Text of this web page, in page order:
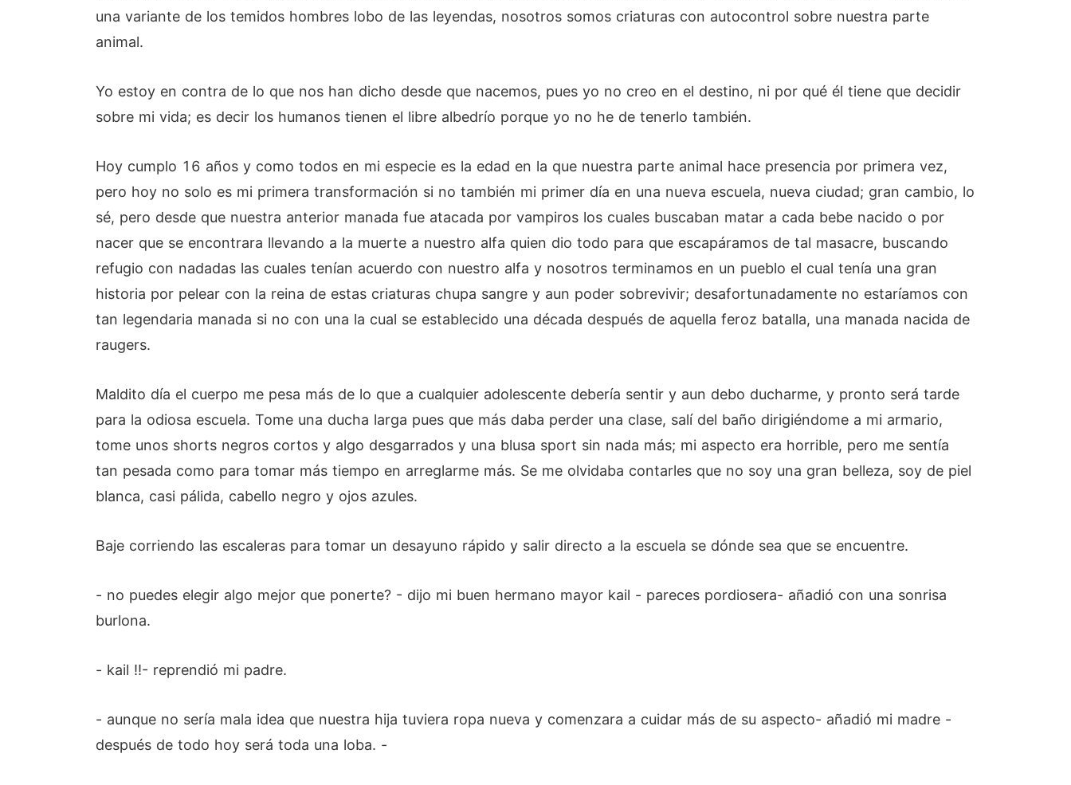
una variante de los temidos hombres lobo de las leyendas, nosotros somos criaturas con autocontrol sobre nuestra parte
animal.
Yo estoy en contra de lo que nos han dicho desde que nacemos, pues yo no creo en el destino, ni por qué él tiene que decidir
sobre mi vida; es decir los humanos tienen el libre albedrío porque yo no he de tenerlo también.
Hoy cumplo 16 años y como todos en mi especie es la edad en la que nuestra parte animal hace presencia por primera vez,
pero hoy no solo es mi primera transformación si no también mi primer día en una nueva escuela, nueva ciudad; gran cambio, lo
sé, pero desde que nuestra anterior manada fue atacada por vampiros los cuales buscaban matar a cada bebe nacido o por
nacer que se encontrara llevando a la muerte a nuestro alfa quien dio todo para que escapáramos de tal masacre, buscando
refugio con nadadas las cuales tenían acuerdo con nuestro alfa y nosotros terminamos en un pueblo el cual tenía una gran
historia por pelear con la reina de estas criaturas chupa sangre y aun poder sobrevivir; desafortunadamente no estaríamos con
tan legendaria manada si no con una la cual se establecido una década después de aquella feroz batalla, una manada nacida de
raugers.
Maldito día el cuerpo me pesa más de lo que a cualquier adolescente debería sentir y aun debo ducharme, y pronto será tarde
para la odiosa escuela. Tome una ducha larga pues que más daba perder una clase, salí del baño dirigiéndome a mi armario,
tome unos shorts negros cortos y algo desgarrados y una blusa sport sin nada más; mi aspecto era horrible, pero me sentía
tan pesada como para tomar más tiempo en arreglarme más. Se me olvidaba contarles que no soy una gran belleza, soy de piel
blanca, casi pálida, cabello negro y ojos azules.
Baje corriendo las escaleras para tomar un desayuno rápido y salir directo a la escuela se dónde sea que se encuentre.
- no puedes elegir algo mejor que ponerte? - dijo mi buen hermano mayor kail - pareces pordiosera- añadió con una sonrisa
burlona.
- kail !!- reprendió mi padre.
- aunque no sería mala idea que nuestra hija tuviera ropa nueva y comenzara a cuidar más de su aspecto- añadió mi madre -
después de todo hoy será toda una loba. -